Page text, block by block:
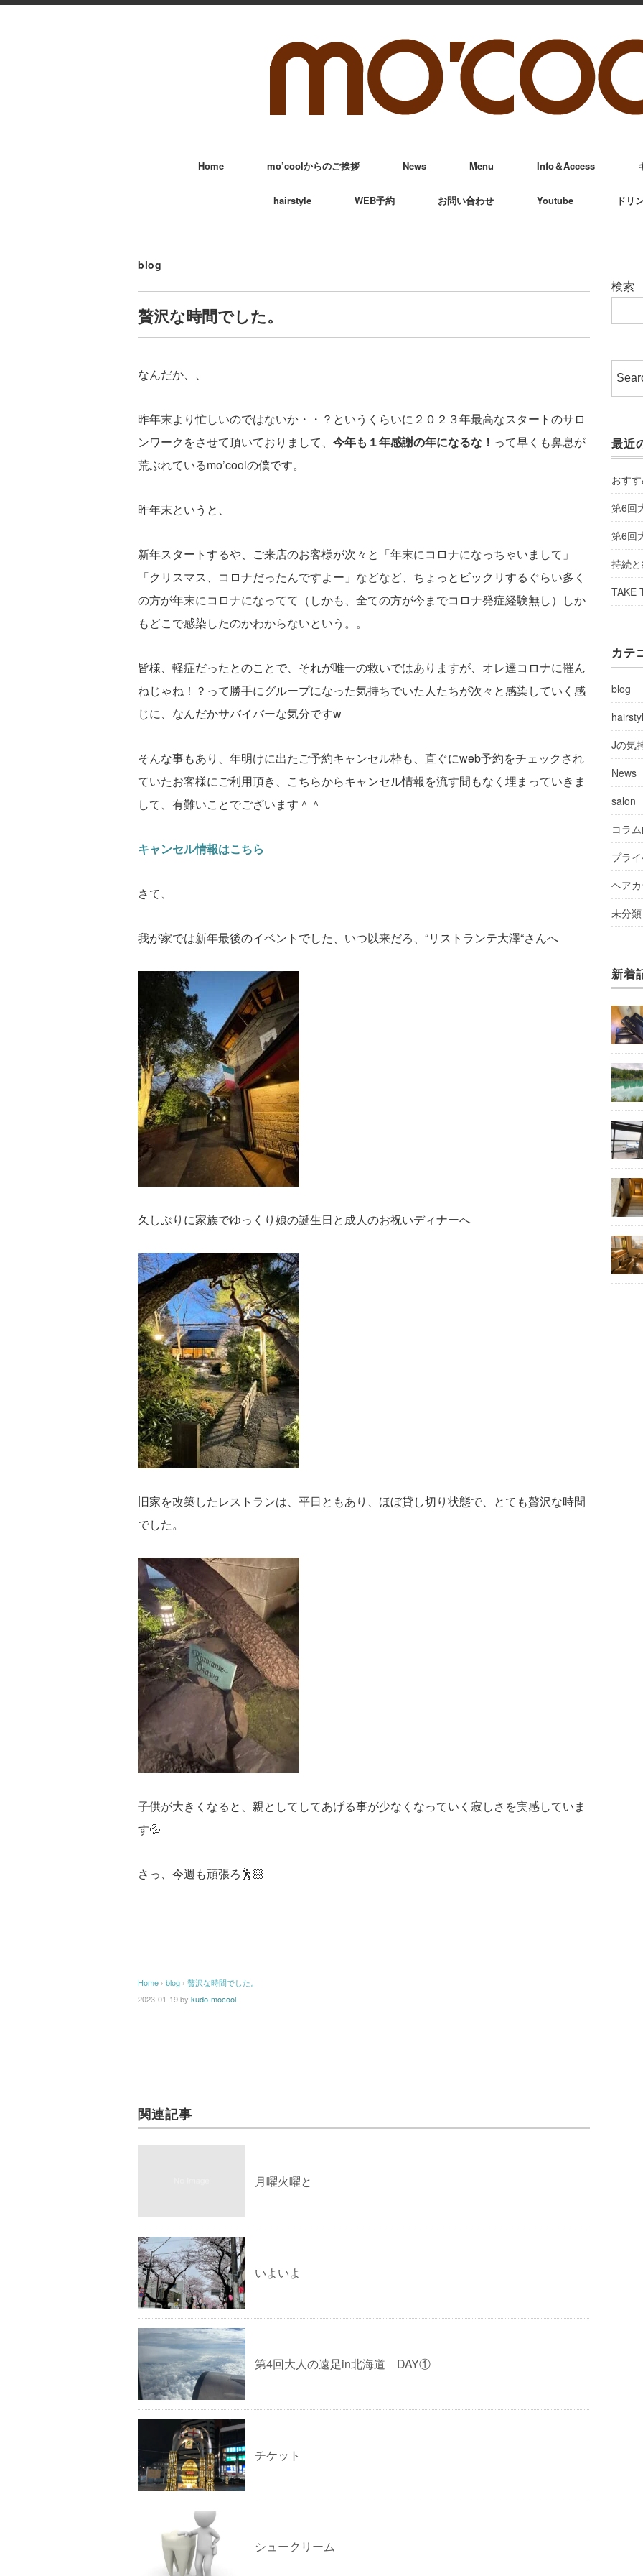
Home mo’coolからのご挨拶 News Menu Info＆Access
hairstyle WEB予約 お問い合わせ Youtube ドリ
blog
贅沢な時間でした。
なんだか、、
昨年末より忙しいのではないか・・？というくらいに２０２３年最高なスタートのサロ
ンワークをさせて頂いておりまして、 今年も１年感謝の年になるな！ って早くも鼻息が
荒ぶれているmo’coolの僕です。
昨年末というと、
新年スタートするや、ご来店のお客様が次々と「年末にコロナになっちゃいまして」
「クリスマス、コロナだったんですよー」などなど、ちょっとビックリするぐらい多く
の方が年末にコロナになってて（しかも、全ての方が今までコロナ発症経験無し）しか
もどこで感染したのかわからないという。。
皆様、軽症だったとのことで、それが唯一の救いではありますが、オレ達コロナに罹ん
ねじゃね！？って勝手にグループになった気持ちでいた人たちが次々と感染していく感
じに、なんだかサバイバーな気分ですw
そんな事もあり、年明けに出たご予約キャンセル枠も、直ぐにweb予約をチェックされ
ていたお客様にご利用頂き、こちらからキャンセル情報を流す間もなく埋まっていきま
して、有難いことでございます＾＾
キャンセル情報はこちら
さて、
我が家では新年最後のイベントでした、いつ以来だろ、“リストランテ大澤“さんへ
久しぶりに家族でゆっくり娘の誕生日と成人のお祝いディナーへ
旧家を改築したレストランは、平日ともあり、ほぼ貸し切り状態で、とても贅沢な時間
でした。
子供が大きくなると、親としてしてあげる事が少なくなっていく寂しさを実感していま
す💦
さっ、今週も頑張ろ🕺🏻
Home › blog › 贅沢な時間でした。
2023-01-19by kudo-mocool
関連記事
月曜火曜と
いよいよ
第4回大人の遠足in北海道 DAY①
チケット
シュークリーム
検索
最近
おす
第6回
第6回
持続
TAKE
カテ
blog
Jの気
News
salon
コラ
プラ
ヘア
未分類
新着